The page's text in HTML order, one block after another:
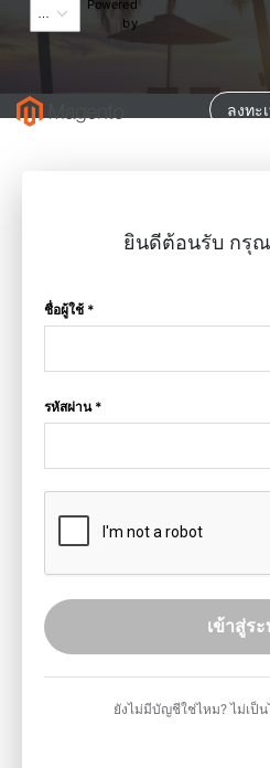
Powered
by
ลงทะ
ยินดีต้อนรับ กรุณ
ชื่อผู้ใช้ *
รหัสผ่าน *
เข้าสู่ร
ยังไม่มีบัญชีใช่ไหม? ไม่เป็น